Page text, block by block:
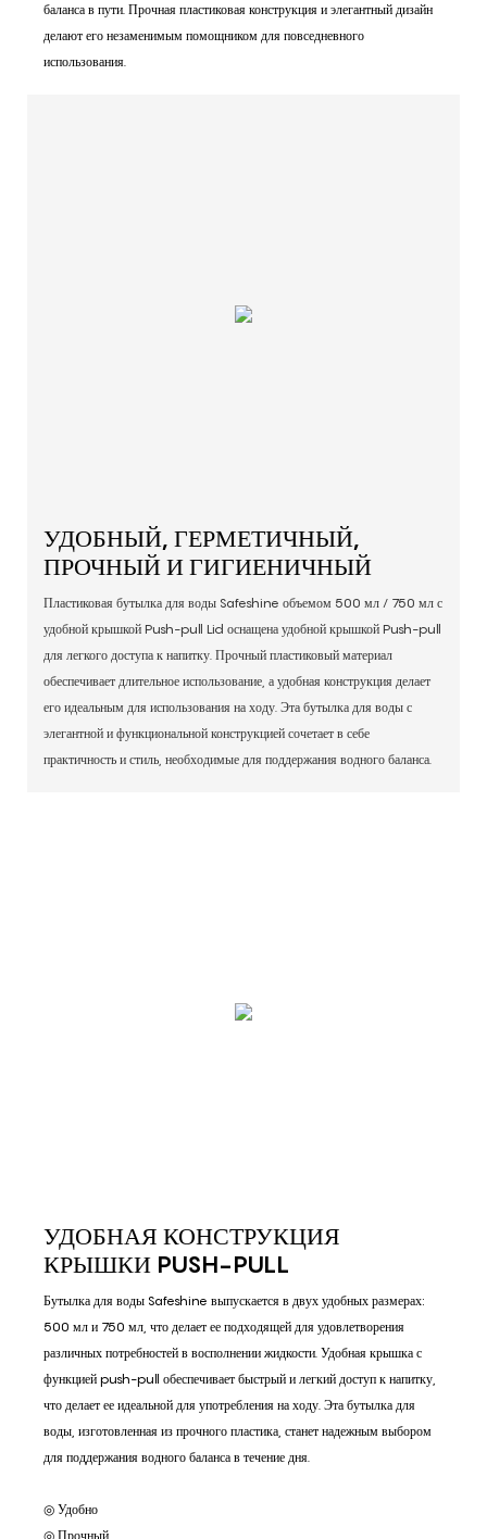
баланса в пути. Прочная пластиковая конструкция и элегантный дизайн
делают его незаменимым помощником для повседневного
использования.
УДОБНЫЙ, ГЕРМЕТИЧНЫЙ,
ПРОЧНЫЙ И ГИГИЕНИЧНЫЙ
Пластиковая бутылка для воды Safeshine объемом 500 мл / 750 мл с
удобной крышкой Push-pull Lid оснащена удобной крышкой Push-pull
для легкого доступа к напитку. Прочный пластиковый материал
обеспечивает длительное использование, а удобная конструкция делает
его идеальным для использования на ходу. Эта бутылка для воды с
элегантной и функциональной конструкцией сочетает в себе
практичность и стиль, необходимые для поддержания водного баланса.
УДОБНАЯ КОНСТРУКЦИЯ
КРЫШКИ PUSH-PULL
Бутылка для воды Safeshine выпускается в двух удобных размерах:
500 мл и 750 мл, что делает ее подходящей для удовлетворения
различных потребностей в восполнении жидкости. Удобная крышка с
функцией push-pull обеспечивает быстрый и легкий доступ к напитку,
что делает ее идеальной для употребления на ходу. Эта бутылка для
воды, изготовленная из прочного пластика, станет надежным выбором
для поддержания водного баланса в течение дня.
◎ Удобно
◎ Прочный